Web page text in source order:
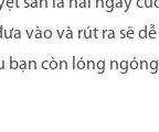
vào và rút ra sẽ
bạn còn lóng